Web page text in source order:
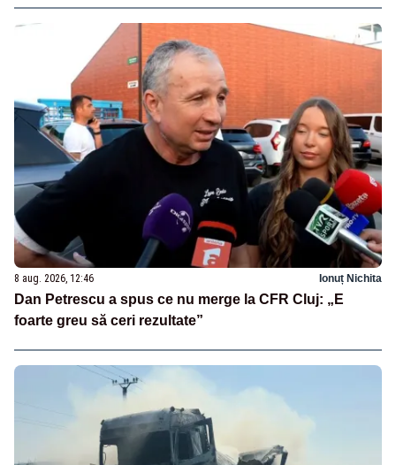
8 aug. 2026, 12:46 Ionuț Nichita
Dan Petrescu a spus ce nu merge la CFR Cluj: „E
foarte greu să ceri rezultate”